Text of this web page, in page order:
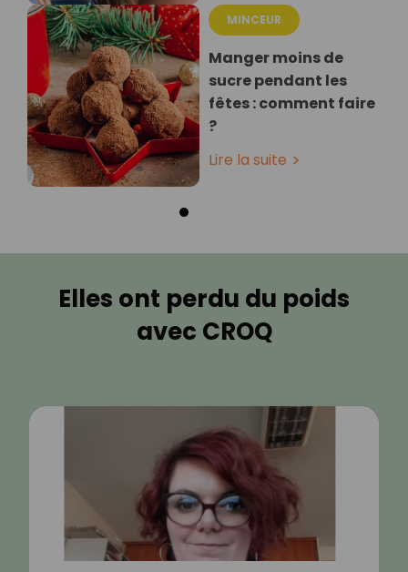
MINCEUR
Manger moins de
sucre pendant les
fêtes : comment faire
?
Lire la suite
Elles ont perdu du poids
avec CROQ